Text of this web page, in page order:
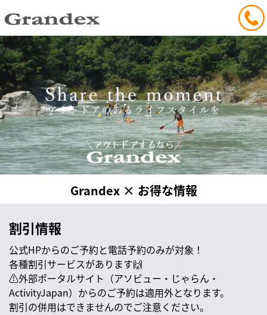
Grandex × お得な情報
割引情報
公式HPからのご予約と電話予約のみが対象！
各種割引サービスがあります🙌
⚠️外部ポータルサイト（アソビュー・じゃらん・
ActivityJapan）からのご予約は適用外となります。
割引の併用はできませんのでご注意ください。